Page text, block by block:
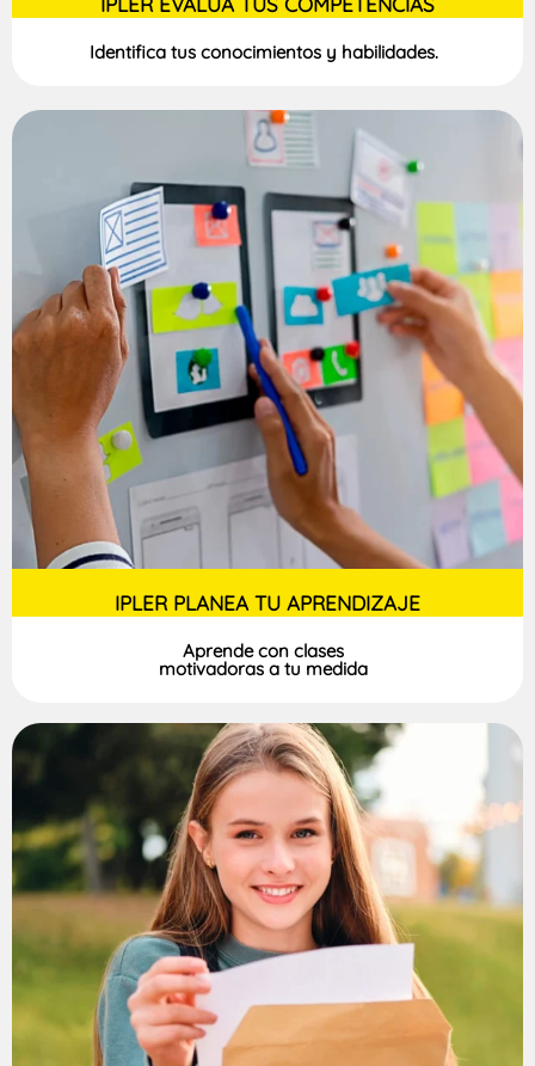
Identifica tus conocimientos y habilidades.
IPLER PLANEA TU APRENDIZAJE
Aprende con clases
motivadoras a tu medida